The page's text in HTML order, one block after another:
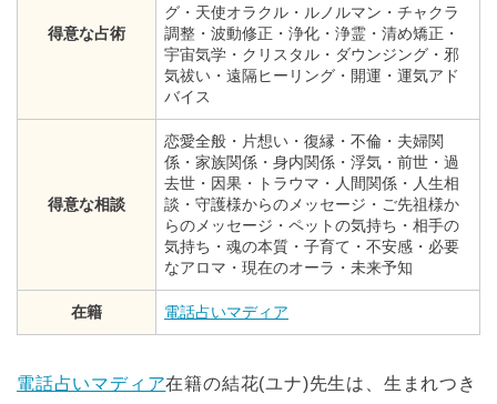
得意な占術
グ・天使オラクル・ルノルマン・チャクラ
調整・波動修正・浄化・浄霊・清め矯正・
宇宙気学・クリスタル・ダウンジング・邪
気祓い・遠隔ヒーリング・開運・運気アド
バイス
得意な相談
恋愛全般・片想い・復縁・不倫・夫婦関
係・家族関係・身内関係・浮気・前世・過
去世・因果・トラウマ・人間関係・人生相
談・守護様からのメッセージ・ご先祖様か
らのメッセージ・ペットの気持ち・相手の
気持ち・魂の本質・子育て・不安感・必要
なアロマ・現在のオーラ・未来予知
在籍 電話占いマディア
電話占いマディア在籍の結花(ユナ)先生は、生まれつき